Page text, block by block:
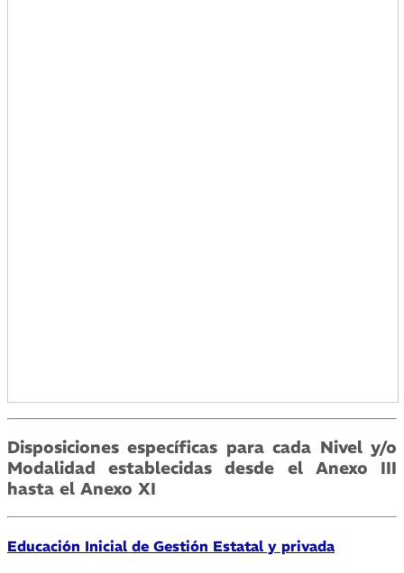
Disposiciones específicas para cada Nivel y/o
Modalidad establecidas desde el Anexo III
hasta el Anexo XI
Educación Inicial de Gestión Estatal y privada